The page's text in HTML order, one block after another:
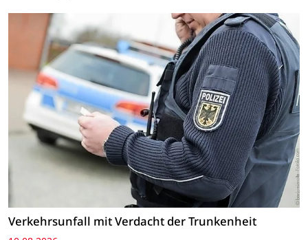
Verkehrsunfall mit Verdacht der Trunkenheit